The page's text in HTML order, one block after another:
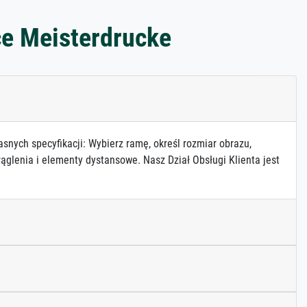
Meisterdrucke
specyfikacji: Wybierz ramę, określ rozmiar obrazu,
i elementy dystansowe. Nasz Dział Obsługi Klienta jest